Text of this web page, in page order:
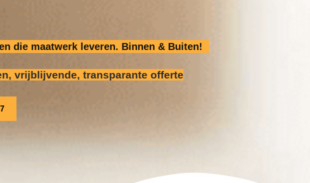
die maatwerk leveren. Binnen & Buiten!
vrijblijvende, transparante offerte